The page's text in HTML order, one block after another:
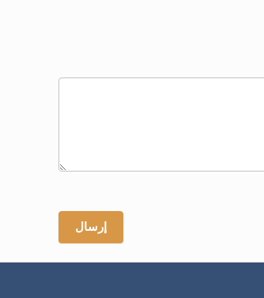
إرسال